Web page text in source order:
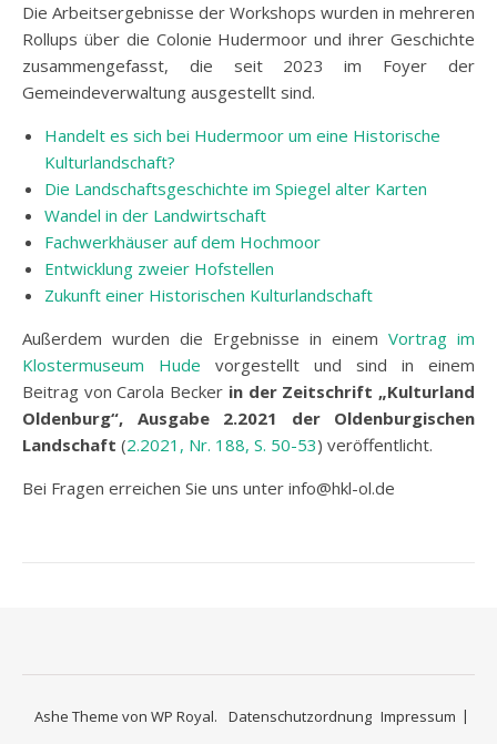
Die Arbeitsergebnisse der Workshops wurden in mehreren
Rollups über die Colonie Hudermoor und ihrer Geschichte
zusammengefasst, die seit 2023 im Foyer der
Gemeindeverwaltung ausgestellt sind.
Handelt es sich bei Hudermoor um eine Historische
Kulturlandschaft?
Die Landschaftsgeschichte im Spiegel alter Karten
Wandel in der Landwirtschaft
Fachwerkhäuser auf dem Hochmoor
Entwicklung zweier Hofstellen
Zukunft einer Historischen Kulturlandschaft
Außerdem wurden die Ergebnisse in einem Vortrag im
Klostermuseum Hude vorgestellt und sind in einem
Beitrag von Carola Becker in der Zeitschrift „Kulturland
Oldenburg“, Ausgabe 2.2021 der Oldenburgischen
Landschaft (2.2021, Nr. 188, S. 50-53) veröffentlicht.
Bei Fragen erreichen Sie uns unter info@hkl-ol.de
Datenschutzordnung Impressum
Ashe Theme von WP Royal.